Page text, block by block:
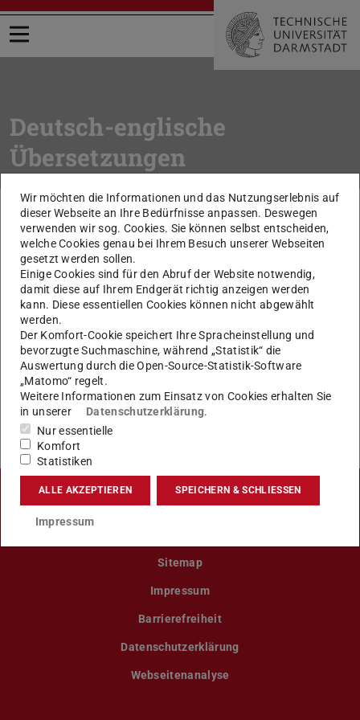
Menü öffnen
Deutsch-englische
Übersetzungen
Sie befinden sich hier:
TU Darmstadt Intern
Arbeitsmittel
Wörterbuch Deutsch / Englisch
zurück zur Liste
Zentrale Einrichtung
central services
KONTAKT
LinkedIn-Seite der TU Darmstadt
Sitemap
Impressum
Barrierefreiheit
Datenschutzerklärung
Webseitenanalyse
Wir möchten die Informationen und das Nutzungserlebnis auf
dieser Webseite an Ihre Bedürfnisse anpassen. Deswegen
verwenden wir sog. Cookies. Sie können selbst entscheiden,
welche Cookies genau bei Ihrem Besuch unserer Webseiten
gesetzt werden sollen.
Einige Cookies sind für den Abruf der Website notwendig,
damit diese auf Ihrem Endgerät richtig anzeigen werden
kann. Diese essentiellen Cookies können nicht abgewählt
werden.
Der Komfort-Cookie speichert Ihre Spracheinstellung und
bevorzugte Suchmaschine, während „Statistik“ die
Auswertung durch die Open-Source-Statistik-Software
„Matomo“ regelt.
Weitere Informationen zum Einsatz von Cookies erhalten Sie
in unserer
Datenschutzerklärung.
Nur essentielle
Komfort
Statistiken
ALLE AKZEPTIEREN SPEICHERN & SCHLIESSEN
Impressum